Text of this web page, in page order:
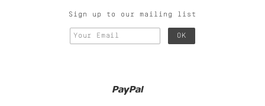
Sign up to our mailing list